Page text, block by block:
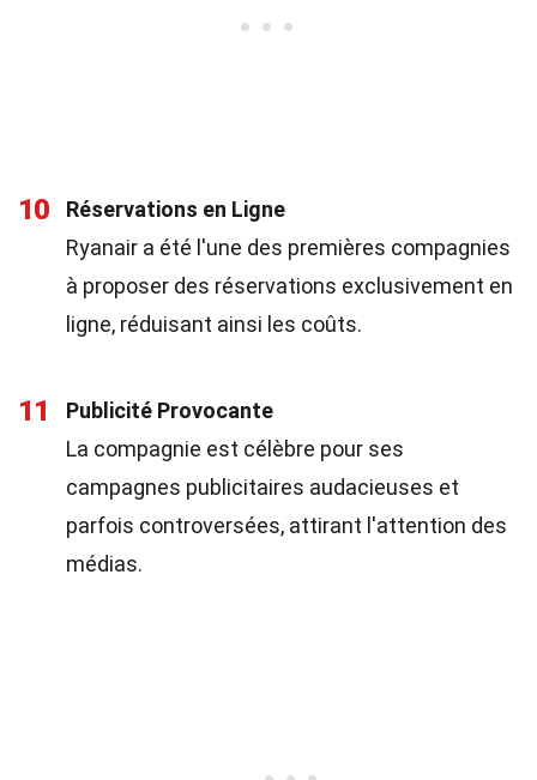
10
Réservations en Ligne
Ryanair a été l'une des premières compagnies
à proposer des réservations exclusivement en
ligne, réduisant ainsi les coûts.
11
Publicité Provocante
La compagnie est célèbre pour ses
campagnes publicitaires audacieuses et
parfois controversées, attirant l'attention des
médias.